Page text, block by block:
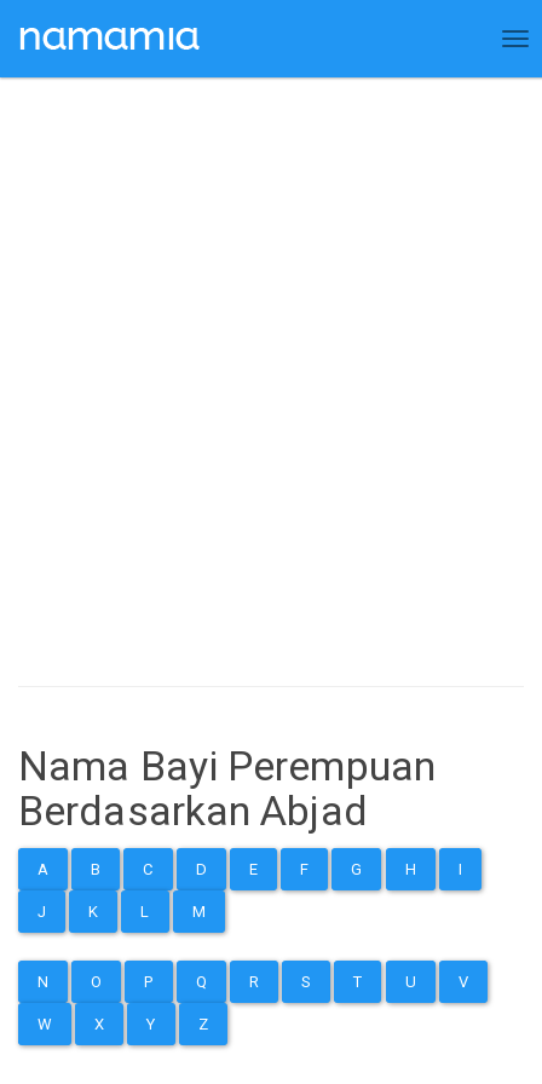
Nama Bayi Perempuan
Berdasarkan Abjad
A B C D E F G H I
J K L M
N O P Q R S T U V
W X Y Z